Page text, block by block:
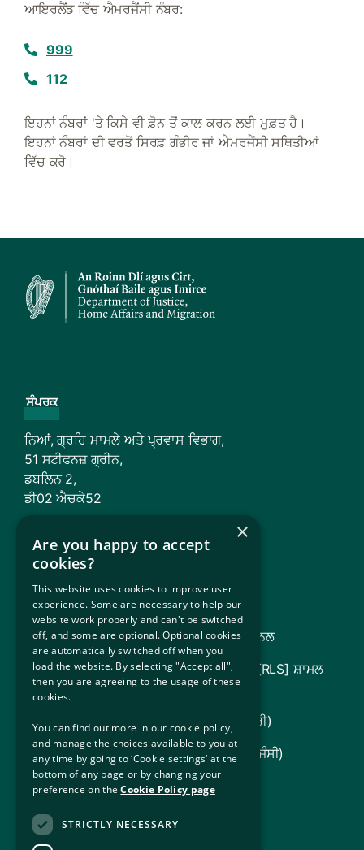
ਆਇਰਲੈਂਡ ਵਿੱਚ ਐਮਰਜੈਂਸੀ ਨੰਬਰ:
999
112
ਇਹਨਾਂ ਨੰਬਰਾਂ 'ਤੇ ਕਿਸੇ ਵੀ ਫ਼ੋਨ ਤੋਂ ਕਾਲ ਕਰਨ ਲਈ ਮੁਫ਼ਤ ਹੈ।
ਇਹਨਾਂ ਨੰਬਰਾਂ ਦੀ ਵਰਤੋਂ ਸਿਰਫ਼ ਗੰਭੀਰ ਜਾਂ ਐਮਰਜੈਂਸੀ ਸਥਿਤੀਆਂ
ਵਿੱਚ ਕਰੋ।
ਸੰਪਰਕ
ਨਿਆਂ, ਗ੍ਰਹਿ ਮਾਮਲੇ ਅਤੇ ਪ੍ਰਵਾਸ ਵਿਭਾਗ,
51 ਸਟੀਫਨਜ਼ ਗ੍ਰੀਨ,
ਡਬਲਿਨ 2,
ਡੀ02 ਐਚਕੇ52
ਏਜੰਸੀਆਂ ਅਤੇ ਦਫ਼ਤਰ
ਇਮੀਗ੍ਰੇਸ਼ਨ ਸੇਵਾ ਡਿਲੀਵਰੀ (ISD)
ਤਾਰਾ - ਸ਼ਰਣ ਅਤੇ ਵਾਪਸੀ ਅਪੀਲਾਂ ਲਈ ਟ੍ਰਿਬਿਊਨਲ
ਕਾਨੂੰਨੀ ਸਹਾਇਤਾ ਬੋਰਡ (ਸ਼ਰਨਾਰਥੀ ਕਾਨੂੰਨੀ ਸੇਵਾ [RLS] ਸ਼ਾਮਲ
ਹੈ)
ਆਇਰਲੈਂਡ ਸਰਕਾਰ (ਆਇਰਿਸ਼ ਰਾਜ ਬਾਰੇ ਜਾਣਕਾਰੀ)
ਯੂਐਨਐਚਸੀਆਰ (ਸੰਯੁਕਤ ਰਾਸ਼ਟਰ ਸ਼ਰਨਾਰਥੀ ਏਜੰਸੀ)
ਨਿਆਂ ਵਿਭਾਗ
ਸਮਾਜਿਕ ਸ਼ਮੂਲੀਅਤ ਲਈ ਦਫ਼ਤਰ
×
Are you happy to accept
cookies?
This website uses cookies to improve user
experience. Some are necessary to help our
website work properly and can't be switched
off, and some are optional. Optional cookies
are automatically switched off when you
load the website. By selecting "Accept all",
then you are agreeing to the usage of these
cookies.
You can find out more in our cookie policy,
and manage the choices available to you at
any time by going to ‘Cookie settings’ at the
bottom of any page or by changing your
preference on theCookie Policy page
STRICTLY NECESSARY